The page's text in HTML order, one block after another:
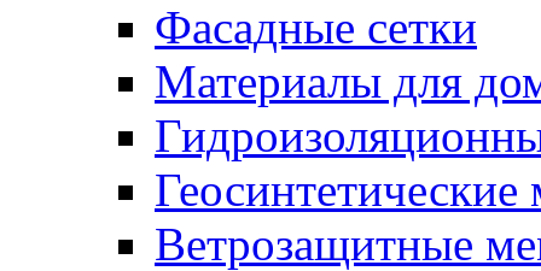
Фасадные сетки
Материалы для
Геосинтетические
Ветрозащитные